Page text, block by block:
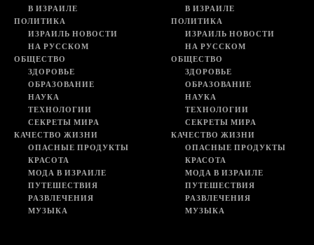
В ИЗРАИЛЕ
ПОЛИТИКА
ИЗРАИЛЬ НОВОСТИ
НА РУССКОМ
ОБЩЕСТВО
ЗДОРОВЬЕ
ОБРАЗОВАНИЕ
НАУКА
ТЕХНОЛОГИИ
СЕКРЕТЫ МИРА
КАЧЕСТВО ЖИЗНИ
ОПАСНЫЕ ПРОДУКТЫ
КРАСОТА
МОДА В ИЗРАИЛЕ
ПУТЕШЕСТВИЯ
РАЗВЛЕЧЕНИЯ
МУЗЫКА
В ИЗРАИЛЕ
ПОЛИТИКА
ИЗРАИЛЬ НОВОСТИ
НА РУССКОМ
ОБЩЕСТВО
ЗДОРОВЬЕ
ОБРАЗОВАНИЕ
НАУКА
ТЕХНОЛОГИИ
СЕКРЕТЫ МИРА
КАЧЕСТВО ЖИЗНИ
ОПАСНЫЕ ПРОДУКТЫ
КРАСОТА
МОДА В ИЗРАИЛЕ
ПУТЕШЕСТВИЯ
РАЗВЛЕЧЕНИЯ
МУЗЫКА